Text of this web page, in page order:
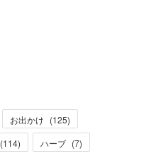
お出かけ (125)
(114) ハーブ (7)